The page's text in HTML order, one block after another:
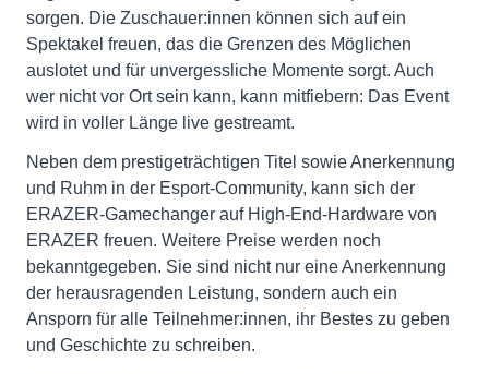
sorgen. Die Zuschauer:innen können sich auf ein
Spektakel freuen, das die Grenzen des Möglichen
auslotet und für unvergessliche Momente sorgt. Auch
wer nicht vor Ort sein kann, kann mitfiebern: Das Event
wird in voller Länge live gestreamt.
Neben dem prestigeträchtigen Titel sowie Anerkennung
und Ruhm in der Esport-Community, kann sich der
ERAZER-Gamechanger auf High-End-Hardware von
ERAZER freuen. Weitere Preise werden noch
bekanntgegeben. Sie sind nicht nur eine Anerkennung
der herausragenden Leistung, sondern auch ein
Ansporn für alle Teilnehmer:innen, ihr Bestes zu geben
und Geschichte zu schreiben.